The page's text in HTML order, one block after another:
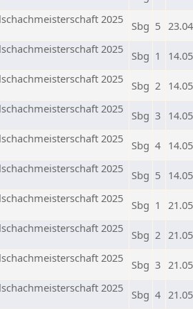
2025
Sbg 5
2025
Sbg 1
2025
Sbg 2
2025
Sbg 3
2025
Sbg 4
2025
Sbg 5
2025
Sbg 1
2025
Sbg 2
2025
Sbg 3
2025
Sbg 4